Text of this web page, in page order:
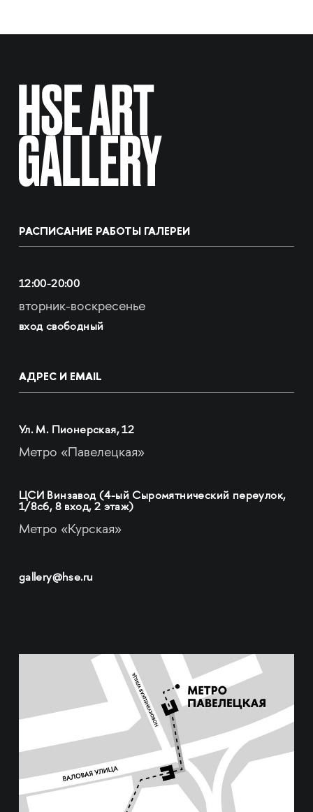
РАСПИСАНИЕ РАБОТЫ ГАЛЕРЕИ
12:00-20:00
вторник-воскресенье
вход свободный
АДРЕС И EMAIL
Ул. М. Пионерская, 12
Метро «Павелецкая»
ЦСИ Винзавод (4-ый Сыромятнический переулок,
1/8с6, 8 вход, 2 этаж)
Метро «Курская»
gallery@hse.ru